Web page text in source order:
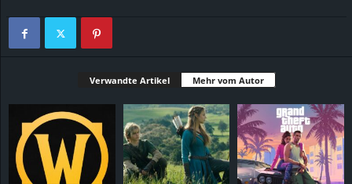
Verwandte Artikel Mehr vom Autor